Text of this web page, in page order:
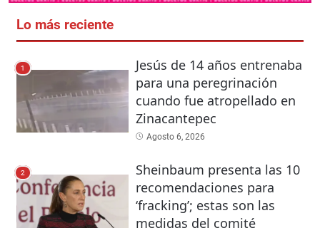
Lo más reciente
1
Jesús de 14 años entrenaba
para una peregrinación
cuando fue atropellado en
Zinacantepec
Agosto 6, 2026
2
Sheinbaum presenta las 10
recomendaciones para
‘fracking’; estas son las
medidas del comité